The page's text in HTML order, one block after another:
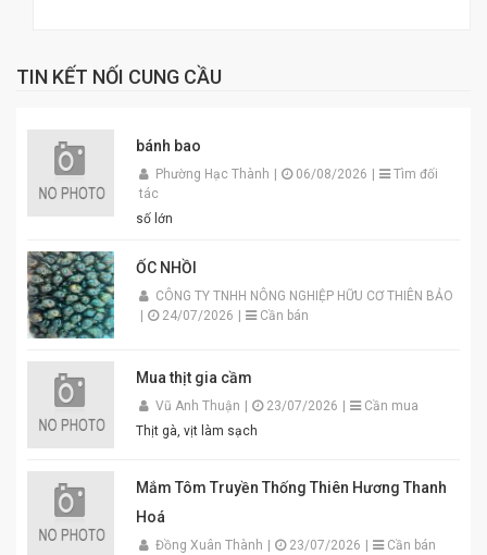
TIN KẾT NỐI CUNG CẦU
bánh bao
Phường Hạc Thành 06/08/2026
Tìm đối
tác
số lớn
ỐC NHỒI
CÔNG TY TNHH NÔNG NGHIỆP HỮU CƠ THIÊN BẢO
24/07/2026 Cần bán
Mua thịt gia cầm
Vũ Anh Thuận 23/07/2026
Cần mua
Thịt gà, vịt làm sạch
Mắm Tôm Truyền Thống Thiên Hương Thanh
Hoá
Đồng Xuân Thành 23/07/2026
Cần bán